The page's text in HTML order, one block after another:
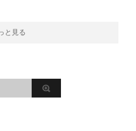
と見る